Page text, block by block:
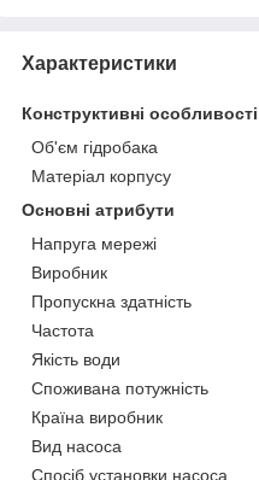
Характеристики
Конструктивні особливості
Об'єм гідробака
Матеріал корпусу
Основні атрибути
Напруга мережі
Виробник
Пропускна здатність
Частота
Якість води
Споживана потужність
Країна виробник
Вид насоса
Спосіб установки насоса